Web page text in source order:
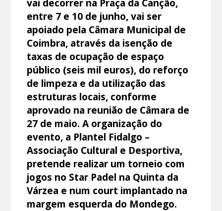
entre 7 e 10 de junho, vai ser
apoiado pela Câmara Municipal de
Coimbra, através da isenção de
taxas de ocupação de espaço
público (seis mil euros), do reforço
de limpeza e da utilização das
estruturas locais, conforme
aprovado na reunião de Câmara de
27 de maio. A organização do
evento, a Plantel Fidalgo –
Associação Cultural e Desportiva,
pretende realizar um torneio com
jogos no Star Padel na Quinta da
Várzea e num court implantado na
margem esquerda do Mondego.